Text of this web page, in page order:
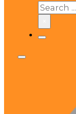
Search